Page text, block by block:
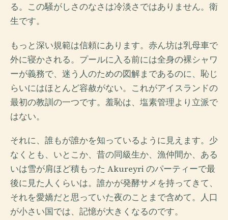
る。この騒がしさのなさは冷淡さではありません。衛
生です。
もっと深い規範は信頼にあります。赤ん坊は乳母車で
外に寝かされる。プールに入る前には全身の裸シャワ
ーが義務で、迷う人のための図解まであるのに、恥じ
らいにはほとんど容赦がない。これがアイスランドの
最初の教訓の一つです。羞恥は、塩素管理より立派で
はない。
それに、誰もが誰かを知っているように見えます。少
なくとも、いとこか、昔の同級生か、漁仲間か、ある
いは雪が肩ほど積もった Akureyri のパーティーで最
後に見た人くらいは。誰かが発酵サメを持ってきて、
それを愛嬌だと思っていた夜のことまで含めて。人口
が小さい国では、記憶が大きくなるのです。